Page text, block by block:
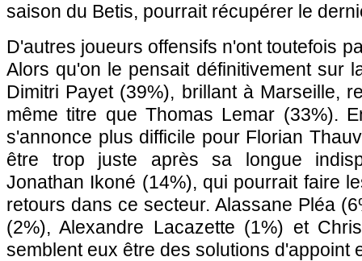
saison du Betis, pourrait récupérer le
D'autres joueurs offensifs n'ont toutefois
Alors qu'on le pensait définitivement sur
Dimitri Payet (39%), brillant à Marseille,
même titre que Thomas Lemar (33%).
s'annonce plus difficile pour Florian
être trop juste après sa longue
Jonathan Ikoné (14%), qui pourrait faire
retours dans ce secteur. Alassane Pléa
(2%), Alexandre Lacazette (1%) et
semblent eux être des solutions d'appoint